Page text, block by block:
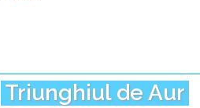
uniuni teritoriale. Oraşul
populaţiei sale numeroase.
Triunghiul de Aur